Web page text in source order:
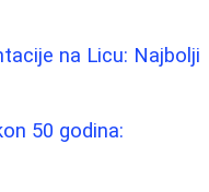
na Licu: Najbolji
50 godina: